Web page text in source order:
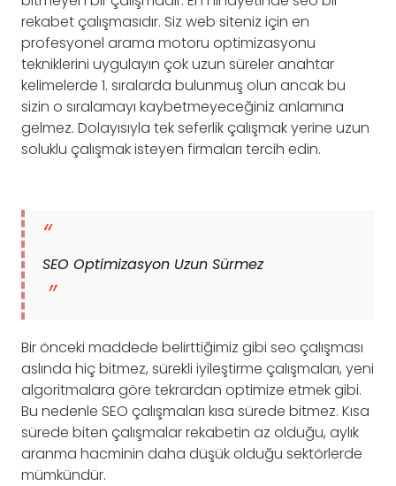
rekabet çalışmasıdır. Siz web siteniz için en
profesyonel arama motoru optimizasyonu
tekniklerini uygulayın çok uzun süreler anahtar
kelimelerde 1. sıralarda bulunmuş olun ancak bu
sizin o sıralamayı kaybetmeyeceğiniz anlamına
gelmez. Dolayısıyla tek seferlik çalışmak yerine uzun
soluklu çalışmak isteyen firmaları tercih edin.
SEO Optimizasyon Uzun Sürmez
Bir önceki maddede belirttiğimiz gibi seo çalışması
aslında hiç bitmez, sürekli iyileştirme çalışmaları, yeni
algoritmalara göre tekrardan optimize etmek gibi.
Bu nedenle SEO çalışmaları kısa sürede bitmez. Kısa
sürede biten çalışmalar rekabetin az olduğu, aylık
aranma hacminin daha düşük olduğu sektörlerde
mümkündür.